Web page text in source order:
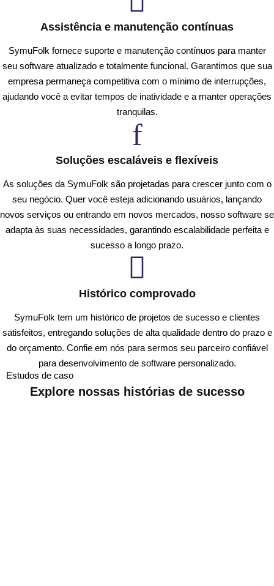
Assistência e manutenção contínuas
SymuFolk fornece suporte e manutenção contínuos para manter
seu software atualizado e totalmente funcional. Garantimos que sua
empresa permaneça competitiva com o mínimo de interrupções,
ajudando você a evitar tempos de inatividade e a manter operações
tranquilas.
Soluções escaláveis ​​e flexíveis
As soluções da SymuFolk são projetadas para crescer junto com o
seu negócio. Quer você esteja adicionando usuários, lançando
novos serviços ou entrando em novos mercados, nosso software se
adapta às suas necessidades, garantindo escalabilidade perfeita e
sucesso a longo prazo.
Histórico comprovado
SymuFolk tem um histórico de projetos de sucesso e clientes
satisfeitos, entregando soluções de alta qualidade dentro do prazo e
do orçamento. Confie em nós para sermos seu parceiro confiável
para desenvolvimento de software personalizado.
Estudos de caso
Explore nossas histórias de sucesso